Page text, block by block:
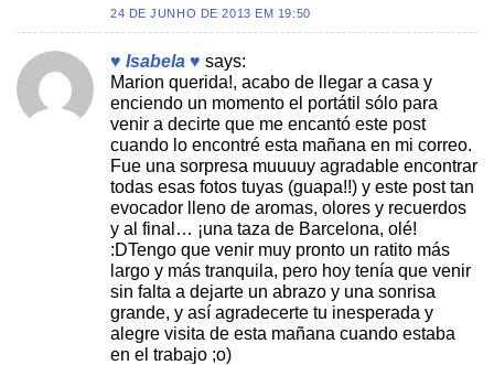
24 DE JUNHO DE 2013 EM 19:50
♥ Isabela ♥ says:
Marion querida!, acabo de llegar a casa y
enciendo un momento el portátil sólo para
venir a decirte que me encantó este post
cuando lo encontré esta mañana en mi correo.
Fue una sorpresa muuuuy agradable encontrar
todas esas fotos tuyas (guapa!!) y este post tan
evocador lleno de aromas, olores y recuerdos
y al final… ¡una taza de Barcelona, olé!
:DTengo que venir muy pronto un ratito más
largo y más tranquila, pero hoy tenía que venir
sin falta a dejarte un abrazo y una sonrisa
grande, y así agradecerte tu inesperada y
alegre visita de esta mañana cuando estaba
en el trabajo ;o)